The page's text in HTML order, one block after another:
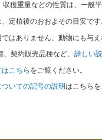
穫重量などの性質は、一般
定植後のおおよその目安で
はありません、動物にも与え
契約販売品種など、 詳しい
こちら をご覧ください。
いての記号の説明はこちらを